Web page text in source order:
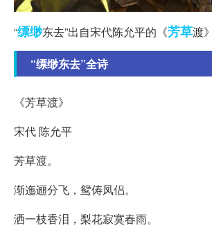
“缥缈东去”出自宋代陈允平的《芳草渡
“缥缈东去”全诗
《芳草渡》
宋代 陈允平
芳草渡。
渐迤逦分飞，鸳俦凤侣。
洒一枝香泪，梨花寂寞春雨。